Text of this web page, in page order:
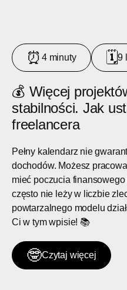
⏰ 4 minuty 🗓9
💰 Więcej
stabilności. Jak
freelancera
Pełny kalendarz nie
dochodów. Możesz
mieć poczucia
często nie leży w liczbie
powtarzalnego modelu
Ci w tym wpisie! 📚
🤓Czytaj więcej